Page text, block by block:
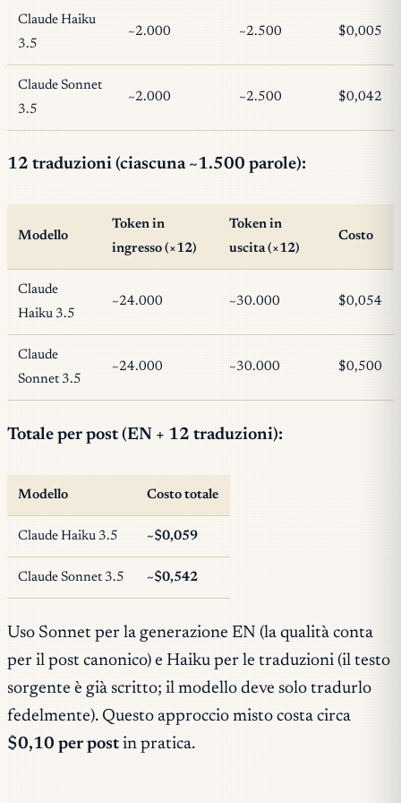
Claude Haiku
3.5
~2.000 ~2.500 $0,005
Claude Sonnet
3.5
~2.000 ~2.500 $0,042
12 traduzioni (ciascuna ~1.500 parole):
Modello
Token in
ingresso (×12)
Token in
uscita (×12)
Costo
Claude
Haiku 3.5
~24.000 ~30.000 $0,054
Claude
Sonnet 3.5
~24.000 ~30.000 $0,500
Totale per post (EN + 12 traduzioni):
Modello Costo totale
Claude Haiku 3.5 ~$0,059
Claude Sonnet 3.5 ~$0,542
Uso Sonnet per la generazione EN (la qualità conta
per il post canonico) e Haiku per le traduzioni (il testo
sorgente è già scritto; il modello deve solo tradurlo
fedelmente). Questo approccio misto costa circa
$0,10 per postin pratica.